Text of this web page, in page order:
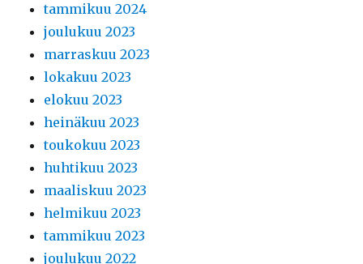
tammikuu 2024
joulukuu 2023
marraskuu 2023
lokakuu 2023
elokuu 2023
heinäkuu 2023
toukokuu 2023
huhtikuu 2023
maaliskuu 2023
helmikuu 2023
tammikuu 2023
joulukuu 2022